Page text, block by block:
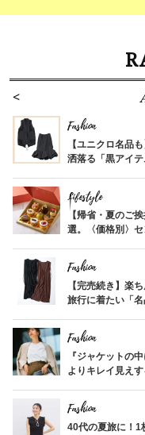
Fashion
【ユニクロ名品
洒落る「黒アイテ
Lifestyle
【帰省・夏のご
選。〈価格別〉
Fashion
【完売続き】楽
旅行に着たい「名
Fashion
『ジャケットの
よりキレイ見え
Fashion
40代の夏旅に！1